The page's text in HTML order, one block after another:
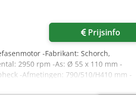
Prijsinfo
-Fabrikant: Schorch,
2950 rpm -As: Ø 55 x 110 mm -
-Afmetingen: 790/510/H410 mm -